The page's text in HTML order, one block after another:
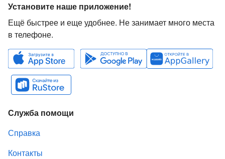
Установите наше приложение!
Ещё быстрее и еще удобнее. Не занимает много места
в телефоне.
Служба помощи
Справка
Контакты